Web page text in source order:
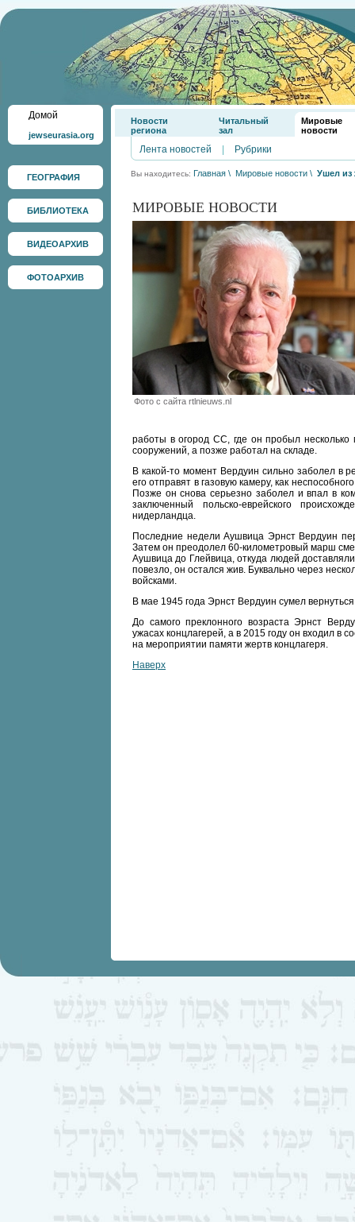
Домой
jewseurasia.org
ГЕОГРАФИЯ
БИБЛИОТЕКА
ВИДЕОАРХИВ
ФОТОАРХИВ
Новости
региона
Читальный
зал
Мировые
новости
Лента новостей Рубрики
Вы находитесь: Главная \ Мировые новости \ Ушел из
МИРОВЫЕ НОВОСТИ
Фото с сайта rtlnieuws.nl
работы в огород СС, где он пробыл несколько
сооружений, а позже работал на складе.
В какой-то момент Вердуин сильно заболел в
его отправят в газовую камеру, как
Позже он снова серьезно заболел и впал в
заключенный польско-еврейского
нидерландца.
Последние недели Аушвица Эрнст Вердуин
Затем он преодолел 60-километровый марш
Аушвица до Глейвица, откуда людей
повезло, он остался жив. Буквально через
войсками.
В мае 1945 года Эрнст Вердуин сумел
До самого преклонного возраста Эрнст
ужасах концлагерей, а в 2015 году он входил в
на мероприятии памяти жертв концлагеря.
Наверх